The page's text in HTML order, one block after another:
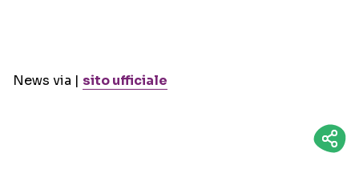
News via | sito ufficiale